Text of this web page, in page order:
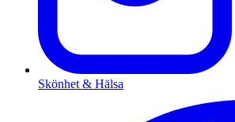
Skönhet & Hälsa